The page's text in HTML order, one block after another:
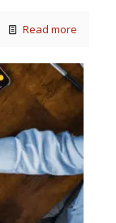
Read more